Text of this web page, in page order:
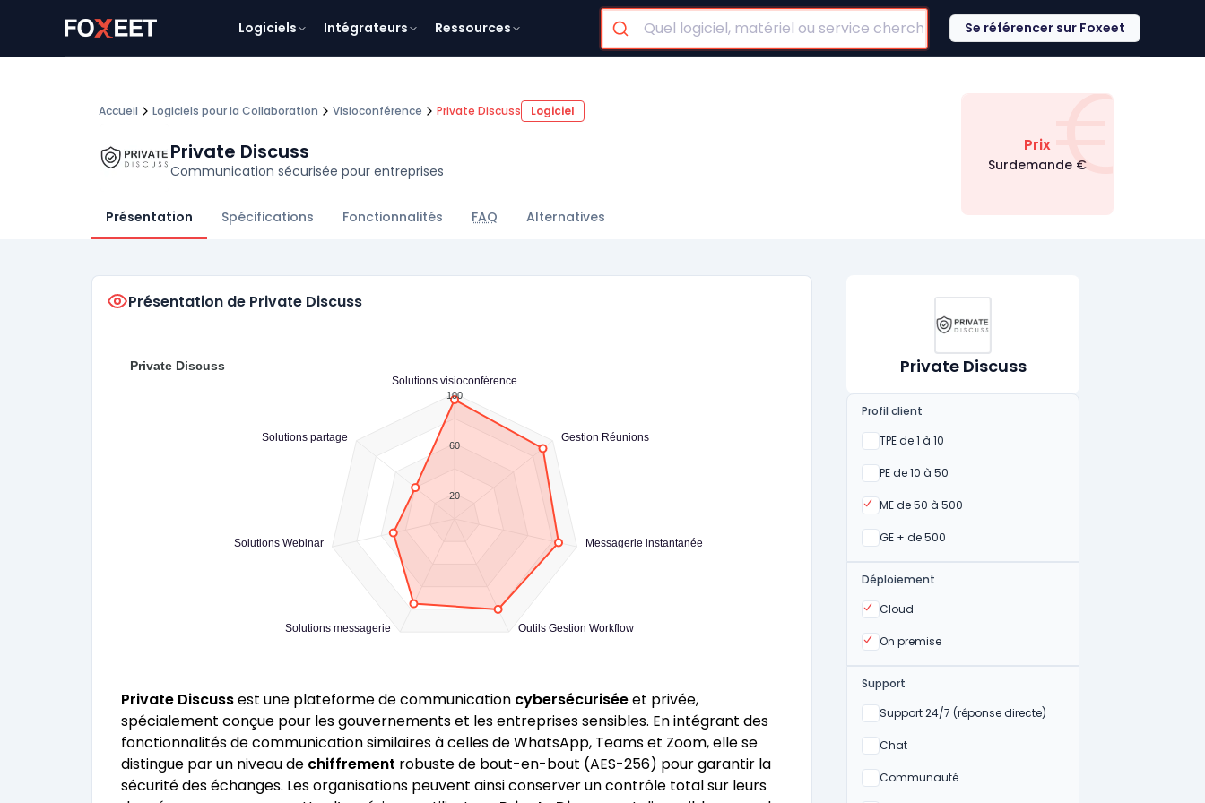
Logiciels Intégrateurs Ressources Se référencer sur Foxeet
Accueil Logiciels pour la Collaboration Visioconférence Private Discuss Logiciel
Private Discuss
Communication sécurisée pour entreprises
Présentation Spécifications Fonctionnalités FAQ Alternatives
€
Prix
Surdemande €
Private Discuss
Profil client
TPE de 1 à 10
Oui
PE de 10 à 50
Oui
ME de 50 à 500
Oui
GE + de 500
Oui
Déploiement
Cloud
Oui
On premise
Oui
Support
Support 24/7 (réponse directe)
Non
Chat
Non
Communauté
Non
Présentation de Private Discuss
Solutions visioconférence
Gestion Réunions
Messagerie instantanée
Outils Gestion Workflow
Solutions messagerie
Solutions Webinar
Solutions partage
100
60
20
Private Discuss
Private Discussest une plateforme de communication cybersécuriséeet privée,
spécialement conçue pour les gouvernements et les entreprises sensibles. En intégrant des
fonctionnalités de communication similaires à celles de WhatsApp, Teams et Zoom, elle se
distingue par un niveau de chiffrement robuste de bout-en-bout (AES-256) pour garantir la
sécurité des échanges. Les organisations peuvent ainsi conserver un contrôle total sur leurs